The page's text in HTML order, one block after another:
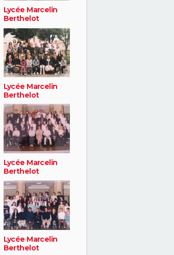
Lycée Marcelin
Berthelot
Lycée Marcelin
Berthelot
Lycée Marcelin
Berthelot
Lycée Marcelin
Berthelot